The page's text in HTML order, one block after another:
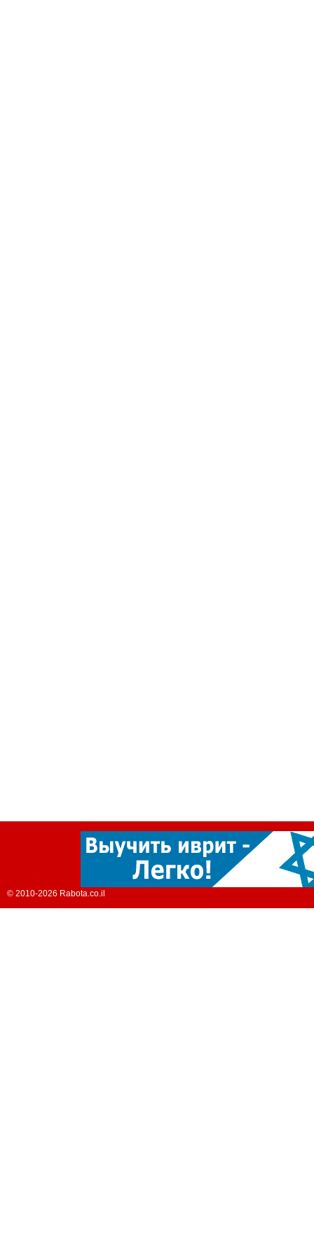
© 2010-2026 Rabota.co.il